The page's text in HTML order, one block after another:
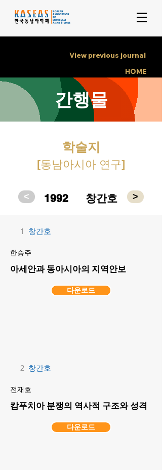
View previous journal
HOME
간행물
학술지
[동남아시아 연구]
< 1992 창간호 >
1 창간호
한승주
아세안과 동아시아의 지역안보
다운로드
2 창간호
전재호
캄푸치아 분쟁의 역사적 구조와 성격
다운로드